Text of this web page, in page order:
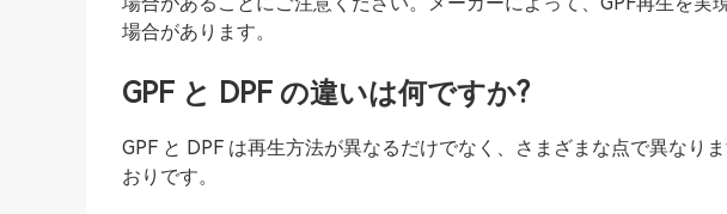
場合があります。
GPF と DPF の違いは何ですか?
GPF と DPF は再生方法が異なるだけでなく、さまざまな点で異なり
おりです。